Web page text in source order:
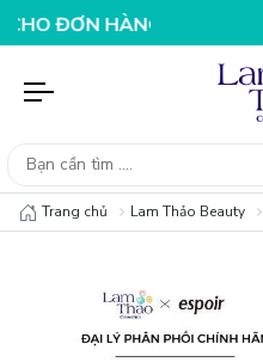
HÀNG 199KNHẬP MÃ
Trang chủ Lam Thảo Beauty